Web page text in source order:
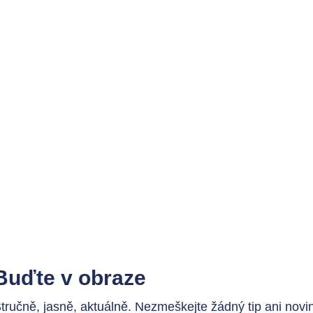
v obraze
jasně, aktuálně. Nezmeškejte žádný tip ani